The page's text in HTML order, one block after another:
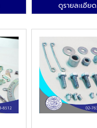
ดูรายละเอียด